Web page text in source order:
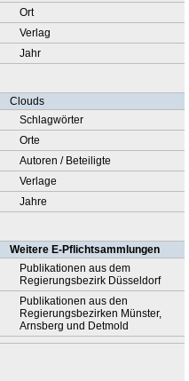
Ort
Verlag
Jahr
Clouds
Schlagwörter
Orte
Autoren / Beteiligte
Verlage
Jahre
Weitere E-Pflichtsammlungen
Publikationen aus dem
Regierungsbezirk Düsseldorf
Publikationen aus den
Regierungsbezirken Münster,
Arnsberg und Detmold